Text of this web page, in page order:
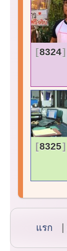
8324
8325
แรก